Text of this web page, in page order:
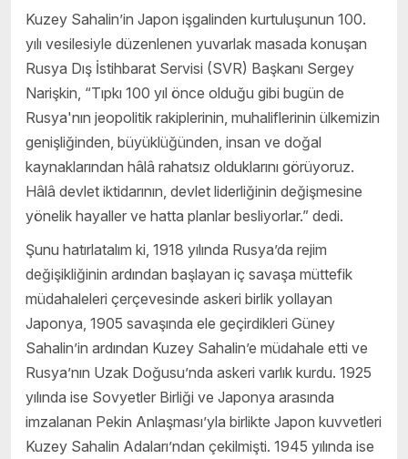
Kuzey Sahalin’in Japon işgalinden kurtuluşunun 100.
yılı vesilesiyle düzenlenen yuvarlak masada konuşan
Rusya Dış İstihbarat Servisi (SVR) Başkanı Sergey
Narişkin, “Tıpkı 100 yıl önce olduğu gibi bugün de
Rusya'nın jeopolitik rakiplerinin, muhaliflerinin ülkemizin
genişliğinden, büyüklüğünden, insan ve doğal
kaynaklarından hâlâ rahatsız olduklarını görüyoruz.
Hâlâ devlet iktidarının, devlet liderliğinin değişmesine
yönelik hayaller ve hatta planlar besliyorlar.” dedi.
Şunu hatırlatalım ki, 1918 yılında Rusya’da rejim
değişikliğinin ardından başlayan iç savaşa müttefik
müdahaleleri çerçevesinde askeri birlik yollayan
Japonya, 1905 savaşında ele geçirdikleri Güney
Sahalin’in ardından Kuzey Sahalin’e müdahale etti ve
Rusya’nın Uzak Doğusu’nda askeri varlık kurdu. 1925
yılında ise Sovyetler Birliği ve Japonya arasında
imzalanan Pekin Anlaşması’yla birlikte Japon kuvvetleri
Kuzey Sahalin Adaları’ndan çekilmişti. 1945 yılında ise